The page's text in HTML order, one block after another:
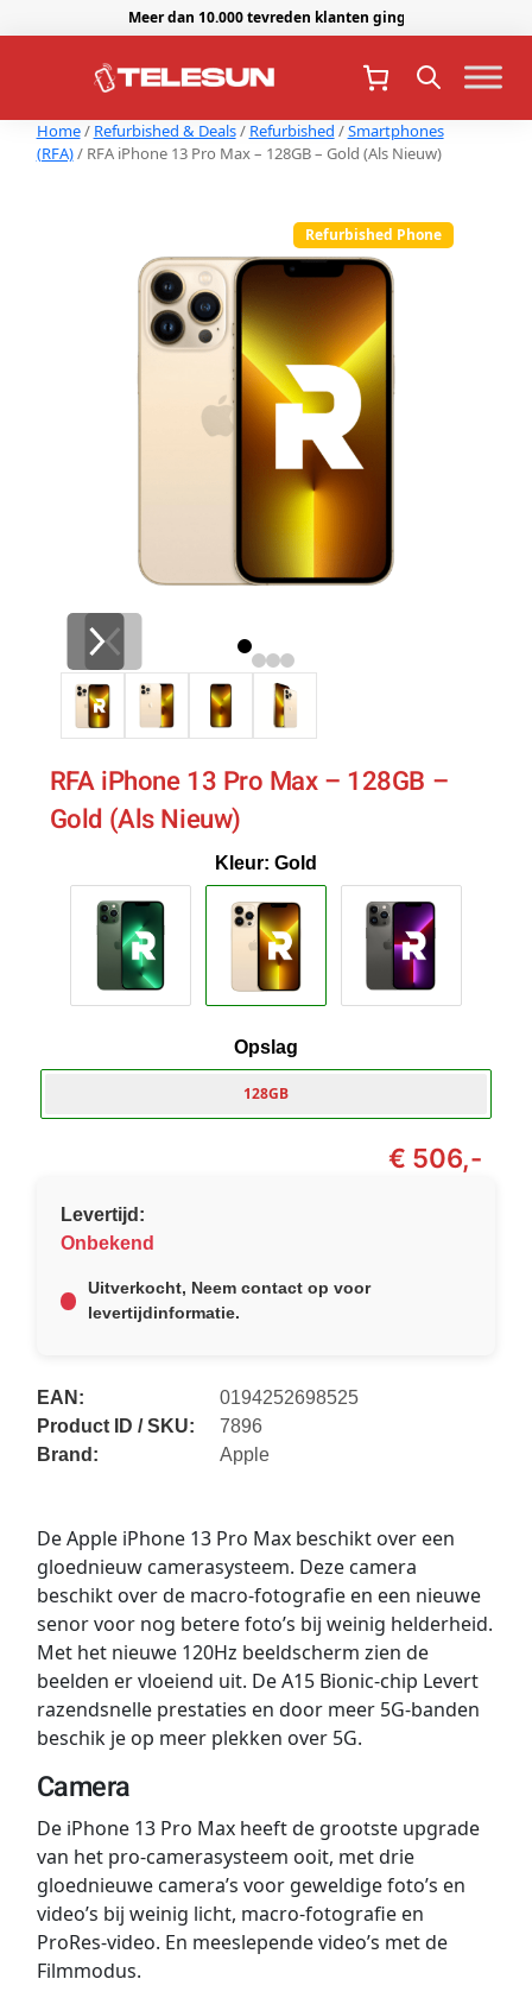
Meer dan 10.000 tevreden klanten gingen je voor.
Home/ Refurbished & Deals/ Refurbished /Smartphones
(RFA)/ RFA iPhone 13 Pro Max – 128GB – Gold (Als Nieuw)
Refurbished Phone
RFA iPhone 13 Pro Max – 128GB –
Gold (Als Nieuw)
Kleur: Gold
Opslag
128GB
€ 506,-
Levertijd:
Onbekend
Uitverkocht, Neem contact op voor
levertijdinformatie.
EAN:
0194252698525
Product ID / SKU:
7896
Brand:
Apple
De Apple iPhone 13 Pro Max beschikt over een
gloednieuw camerasysteem. Deze camera
beschikt over de macro-fotografie en een nieuwe
senor voor nog betere foto’s bij weinig helderheid.
Met het nieuwe 120Hz beeldscherm zien de
beelden er vloeiend uit. De A15 Bionic-chip Levert
razendsnelle prestaties en door meer 5G-banden
beschik je op meer plekken over 5G.
Camera
De iPhone 13 Pro Max heeft de grootste upgrade
van het pro-camerasysteem ooit, met drie
gloednieuwe camera’s voor geweldige foto’s en
video’s bij weinig licht, macro-fotografie en
ProRes-video. En meeslepende video’s met de
Filmmodus.